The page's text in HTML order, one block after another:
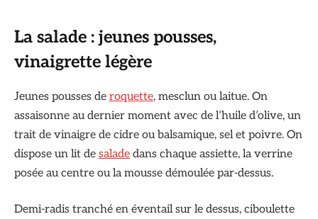
La salade : jeunes pousses,
vinaigrette légère
Jeunes pousses de roquette, mesclun ou laitue. On
assaisonne au dernier moment avec de l’huile d’olive, un
trait de vinaigre de cidre ou balsamique, sel et poivre. On
dispose un lit de salade dans chaque assiette, la verrine
posée au centre ou la mousse démoulée par-dessus.
Demi-radis tranché en éventail sur le dessus, ciboulette